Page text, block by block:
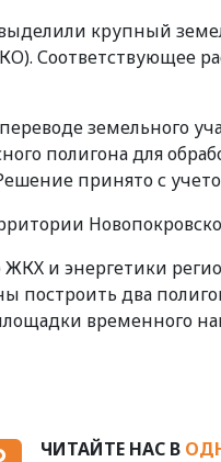
крупный
Соответствующее
земельного
полигона для
принято с
и энергетики
построить два
временного
ЧИТАЙТЕ НАС В